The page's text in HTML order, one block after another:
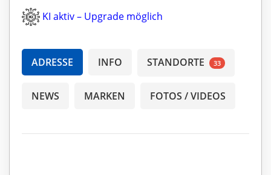
KI aktiv – Upgrade möglich
ADRESSE INFO STANDORTE 33
NEWS MARKEN FOTOS / VIDEOS